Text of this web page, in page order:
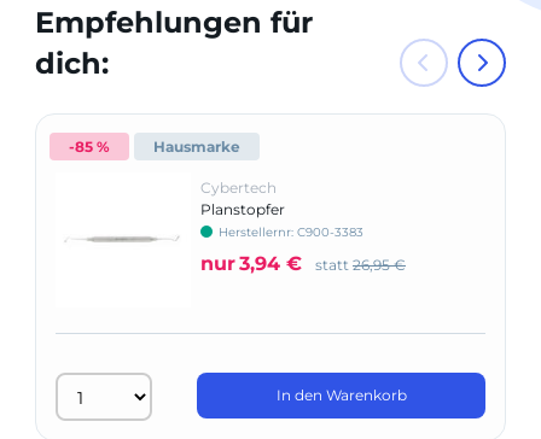
Empfehlungen für
dich:
-85 % Hausmarke
Cybertech
Planstopfer
Herstellernr: C900-3383
nur3,94 € statt 26,95 €
In den Warenkorb